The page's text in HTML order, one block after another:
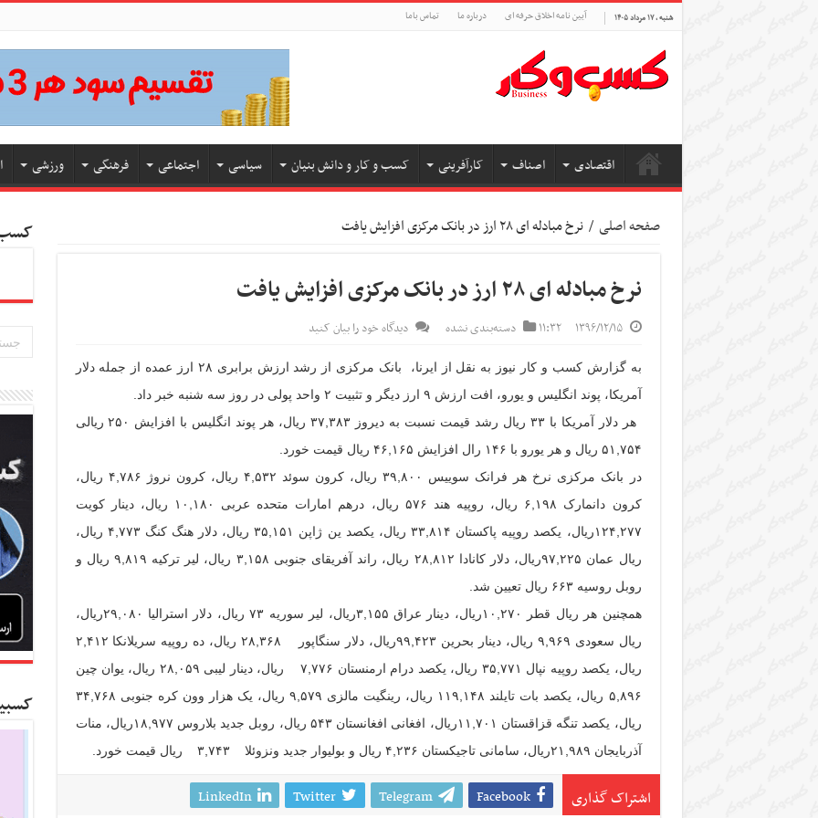
شنبه , ۱۷ مرداد ۱۴۰۵ آیین نامه اخلاق حرفه ای درباره ما تماس باما
اقتصادی اصناف کارآفرینی کسب و کار و دانش بنیان سیاسی اجتماعی فرهنگی ورزشی
صفحه اصلی / نرخ مبادله ای ۲۸ ارز در بانک مرکزی افزایش یافت
نرخ مبادله ای ۲۸ ارز در بانک مرکزی افزایش یافت
۱۳۹۶/۱۲/۱۵ ۱۱:۳۲ دسته‌بندی نشده دیدگاه خود را بیان کنید
به گزارش کسب و کار نیوز به نقل از ایرنا، بانک مرکزی از رشد ارزش برابری ۲۸ ارز عمده از جمله دلار
آمریکا، پوند انگلیس و یورو، افت ارزش ۹ ارز دیگر و تثبیت ۲ واحد پولی در روز سه شنبه خبر داد.
هر دلار آمریکا با ۳۳ ریال رشد قیمت نسبت به دیروز ۳۷,۳۸۳ ریال، هر پوند انگلیس با افزایش ۲۵۰ ریالی
۵۱,۷۵۴ ریال و هر یورو با ۱۴۶ رال افزایش ۴۶,۱۶۵ ریال قیمت خورد.
در بانک مرکزی نرخ هر فرانک سوییس ۳۹,۸۰۰ ریال، کرون سوئد ۴,۵۳۲ ریال، کرون نروژ ۴,۷۸۶ ریال،
کرون دانمارک ۶,۱۹۸ ریال، روپیه هند ۵۷۶ ریال، درهم امارات متحده عربی ۱۰,۱۸۰ ریال، دینار کویت
۱۲۴,۲۷۷ریال، یکصد روپیه پاکستان ۳۳,۸۱۴ ریال، یکصد ین ژاپن ۳۵,۱۵۱ ریال، دلار هنگ کنگ ۴,۷۷۳ ریال،
ریال عمان ۹۷,۲۲۵ریال، دلار کانادا ۲۸,۸۱۲ ریال، راند آفریقای جنوبی ۳,۱۵۸ ریال، لیر ترکیه ۹,۸۱۹ ریال و
روبل روسیه ۶۶۳ ریال تعیین شد.
همچنین هر ریال قطر ۱۰,۲۷۰ریال، دینار عراق ۳,۱۵۵ریال، لیر سوریه ۷۳ ریال، دلار استرالیا ۲۹,۰۸۰ریال،
ریال سعودی ۹,۹۶۹ ریال، دینار بحرین ۹۹,۴۲۳ریال، دلار سنگاپور ۲۸,۳۶۸ ریال، ده روپیه سریلانکا ۲,۴۱۲
ریال، یکصد روپیه نپال ۳۵,۷۷۱ ریال، یکصد درام ارمنستان ۷,۷۷۶ ریال، دینار لیبی ۲۸,۰۵۹ ریال، یوان چین
۵,۸۹۶ ریال، یکصد بات تایلند ۱۱۹,۱۴۸ ریال، رینگیت مالزی ۹,۵۷۹ ریال، یک هزار وون کره جنوبی ۳۴,۷۶۸
ریال، یکصد تنگه قزاقستان ۱۱,۷۰۱ریال، افغانی افغانستان ۵۴۳ ریال، روبل جدید بلاروس ۱۸,۹۷۷ریال، منات
آذربایجان ۲۱,۹۸۹ریال، سامانی تاجیکستان ۴,۲۳۶ ریال و بولیوار جدید ونزوئلا ۳,۷۴۳ ریال قیمت خورد.
اشتراک گذاری Facebook
Telegram
Twitter
LinkedIn
کسب